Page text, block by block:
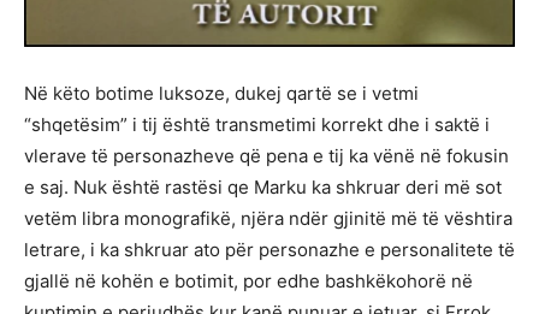
Në këto botime luksoze, dukej qartë se i vetmi
“shqetësim” i tij është transmetimi korrekt dhe i saktë i
vlerave të personazheve që pena e tij ka vënë në fokusin
e saj. Nuk është rastësi qe Marku ka shkruar deri më sot
vetëm libra monografikë, njëra ndër gjinitë më të vështira
letrare, i ka shkruar ato për personazhe e personalitete të
gjallë në kohën e botimit, por edhe bashkëkohorë në